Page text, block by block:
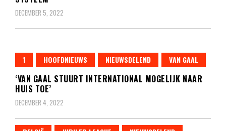
DECEMBER 5, 2022
1 HOOFDNIEUWS NIEUWSDELEND VAN GAAL
‘VAN GAAL STUURT INTERNATIONAL MOGELIJK NAAR
HUIS TOE’
DECEMBER 4, 2022